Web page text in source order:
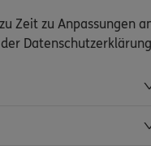
Zeit zu Anpassungen